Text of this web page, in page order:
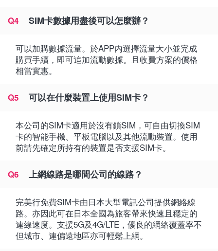
Q4 SIM卡數據用盡後可以怎麼辦？
可以加購數據流量。於APP内選擇流量大小並完成
購買手續，即可追加流動數據。且收費方案的價格
相當實惠。
Q5 可以在什麼裝置上使用SIM卡？
本公司的SIM卡適用於沒有鎖SIM，可自由切換SIM
卡的智能手機、平板電腦以及其他流動裝置。使用
前請先確定所持有的裝置是否支援SIM卡。
Q6 上網線路是哪間公司的線路？
完美行免費SIM卡由日本大型電訊公司提供網絡線
路。亦因此可在日本全國為旅客帶來快速且穩定的
連線速度。支援5G及4G/LTE，優良的網絡覆蓋率不
但城市、連偏遠地區亦可輕鬆上網。